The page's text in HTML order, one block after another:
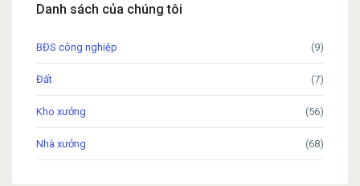
Danh sách của chúng tôi
BĐS công nghiệp (9)
Đất (7)
Kho xưởng (56)
Nhà xưởng (68)